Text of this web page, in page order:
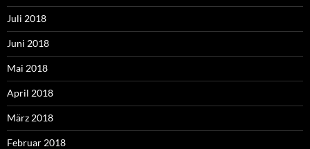
Juli 2018
Juni 2018
Mai 2018
April 2018
März 2018
Februar 2018